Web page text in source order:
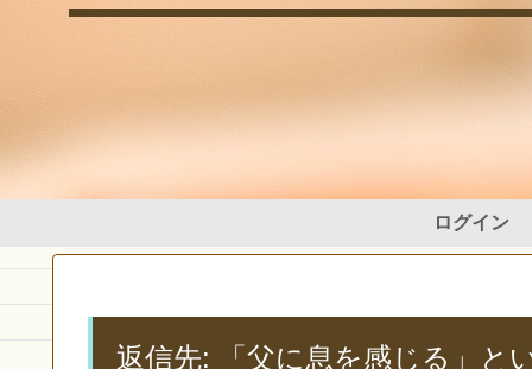
ログイン
返信先: 「父に息を感じる」と